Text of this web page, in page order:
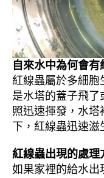
自來水中為何會有
紅線蟲屬於多細胞
是水塔的蓋子飛了
照迅速揮發，水塔
下，紅線蟲迅速
紅線蟲出現的處理
如果家裡的給水出